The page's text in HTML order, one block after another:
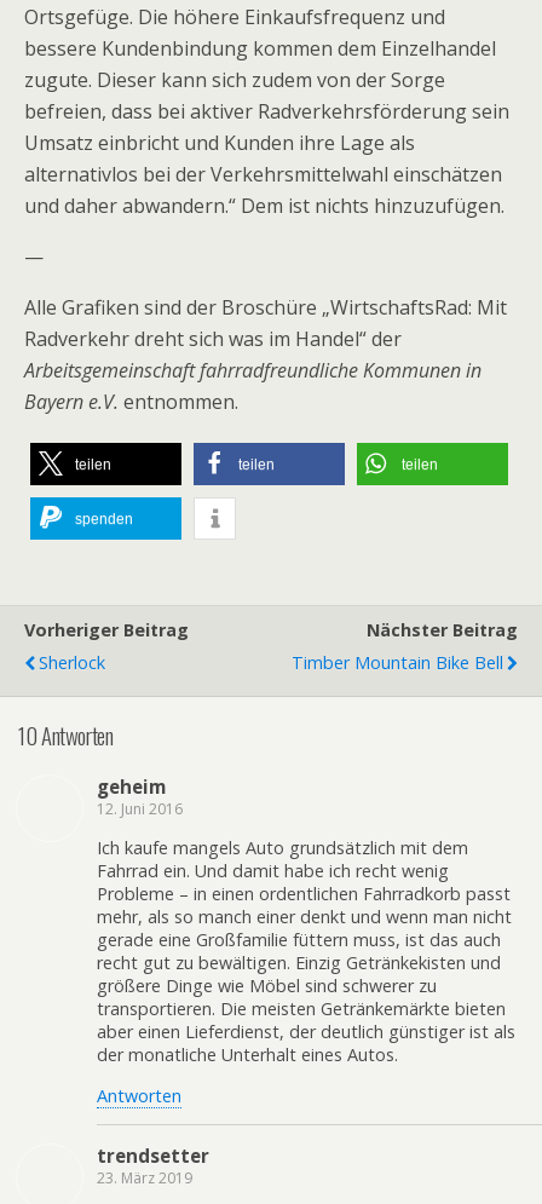
Ortsgefüge. Die höhere Einkaufsfrequenz und
bessere Kundenbindung kommen dem Einzelhandel
zugute. Dieser kann sich zudem von der Sorge
befreien, dass bei aktiver Radverkehrsförderung sein
Umsatz einbricht und Kunden ihre Lage als
alternativlos bei der Verkehrsmittelwahl einschätzen
und daher abwandern.“ Dem ist nichts hinzuzufügen.
—
Alle Grafiken sind der Broschüre „WirtschaftsRad: Mit
Radverkehr dreht sich was im Handel“ der
Arbeitsgemeinschaft fahrradfreundliche Kommunen in
Bayern e.V. entnommen.
teilen teilen teilen
spenden
Vorheriger Beitrag
Sherlock
Nächster Beitrag
Timber Mountain Bike Bell
10 Antworten
geheim
12. Juni 2016
Ich kaufe mangels Auto grundsätzlich mit dem
Fahrrad ein. Und damit habe ich recht wenig
Probleme – in einen ordentlichen Fahrradkorb passt
mehr, als so manch einer denkt und wenn man nicht
gerade eine Großfamilie füttern muss, ist das auch
recht gut zu bewältigen. Einzig Getränkekisten und
größere Dinge wie Möbel sind schwerer zu
transportieren. Die meisten Getränkemärkte bieten
aber einen Lieferdienst, der deutlich günstiger ist als
der monatliche Unterhalt eines Autos.
Antworten
trendsetter
23. März 2019